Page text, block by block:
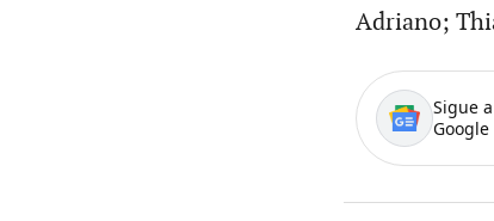
Adriano;
Sigue a
Google